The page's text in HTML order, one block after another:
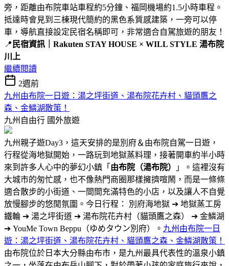
旁，距離由布院車站車程約5分鐘、福岡機場約1.5小時車程。
抵達時會見到三棟現代簡約的黑色系質感建築，一旁可以停
車，導航直接設定民宿名稱即可，非常適合自駕旅遊的朋友！
📍 民宿資訊｜Rakuten STAY HOUSE × WILL STYLE 湯布院
川上
繼續閱讀
2週前
九州由布院一日遊：湯之坪街道、湯布院花卉村、貓頭鷹之
森、金鱗湖散策！
九州自由行 國外旅遊
九州親子遊Day3，這天安排的是別府＆由布院自駕一日遊，
行程從海地獄開始，一路玩到地獄蒸料理，接著開車約半小時
來到許多人心中的夢幻小鎮「 由布院（湯布院）
」。這裡沒有
大城市的匆忙感，也不像熱門商圈那樣擁擠喧鬧，而是一條條
適合散步的小街道、一間間充滿特色的小店，以及讓人不自覺
放慢腳步的悠閒氛圍。今日行程： 別府海地獄 ➔ 地獄蒸工房
鐵輪 ➔ 湯之坪街道 ➔ 湯布院花卉村（貓頭鷹之森） ➔ 金鱗湖
➔ YouMe Town Beppu（ゆめタウン別府）。 九州由布院一日
遊：湯之坪街道、湯布院花卉村、貓頭鷹之森、金鱗湖散策！
由布院位於日本大分縣由布市，是九州最具代表性的溫泉小鎮